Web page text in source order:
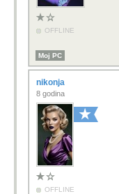
OFFLINE
Moj PC
nikonja
8 godina
OFFLINE